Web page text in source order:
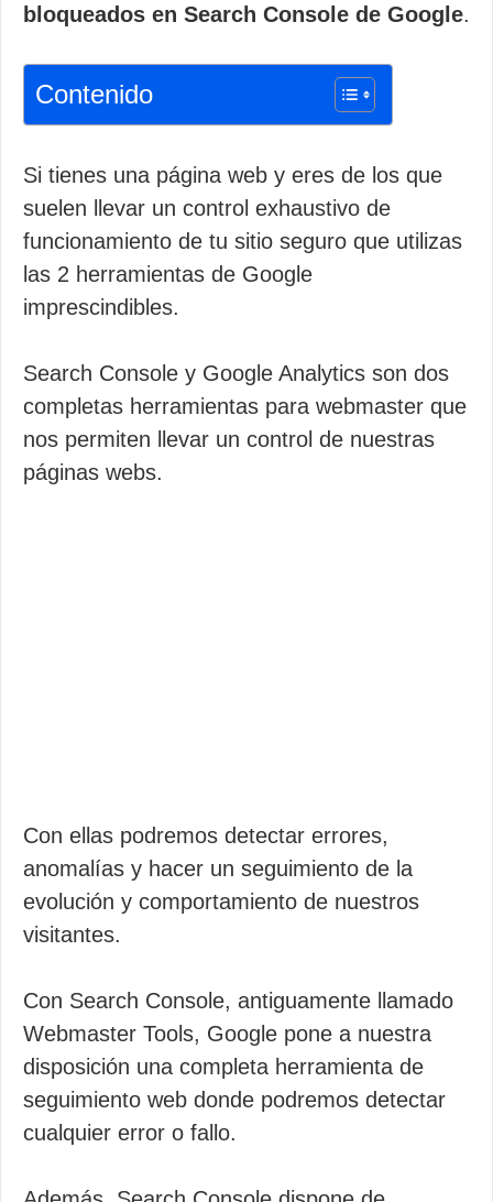
bloqueados en Search Console de Google.
Contenido
Si tienes una página web y eres de los que
suelen llevar un control exhaustivo de
funcionamiento de tu sitio seguro que utilizas
las 2 herramientas de Google
imprescindibles.
Search Console y Google Analytics son dos
completas herramientas para webmaster que
nos permiten llevar un control de nuestras
páginas webs.
Con ellas podremos detectar errores,
anomalías y hacer un seguimiento de la
evolución y comportamiento de nuestros
visitantes.
Con Search Console, antiguamente llamado
Webmaster Tools, Google pone a nuestra
disposición una completa herramienta de
seguimiento web donde podremos detectar
cualquier error o fallo.